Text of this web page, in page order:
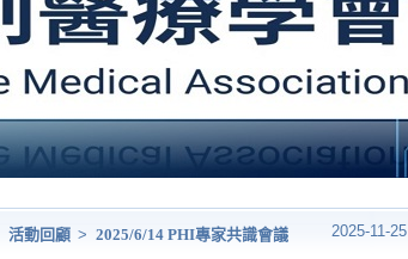
活動回顧 > 2025/6/14 PHI專家共識會議 2025-11-25